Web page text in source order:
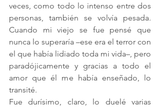
veces, como todo lo intenso entre dos
personas, también se volvía pesada.
Cuando mi viejo se fue pensé que
nunca lo superaría –ese era el terror con
el que había lidiado toda mi vida–, pero
paradójicamente y gracias a todo el
amor que él me había enseñado, lo
transité.
Fue durísimo, claro, lo duelé varias